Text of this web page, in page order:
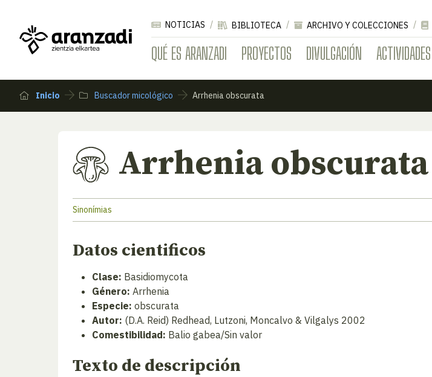
QUÉ ES ARANZADI PROYECTOS DIVULGACIÓN ACTIVIDADES
NOTICIAS BIBLIOTECA ARCHIVO Y COLECCIONES
Inicio Buscador micológico Arrhenia obscurata
Arrhenia obscurata
Sinonímias
Datos cientificos
Clase: Basidiomycota
Género: Arrhenia
Especie: obscurata
Autor: (D.A. Reid) Redhead, Lutzoni, Moncalvo & Vilgalys 2002
Comestibilidad: Balio gabea/Sin valor
Texto de descripción